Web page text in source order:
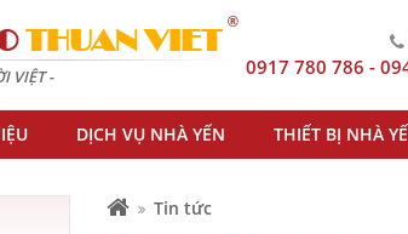
THUAN VIET
®
VIỆT -
0917 780 786 -
DỊCH VỤ NHÀ YẾN THIẾT BỊ NHÀ
Tin tức